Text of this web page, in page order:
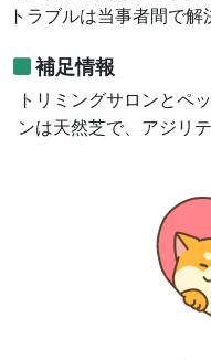
トラブルは当事者間で解
補足情報
トリミングサロンとペ
ンは天然芝で、アジリ